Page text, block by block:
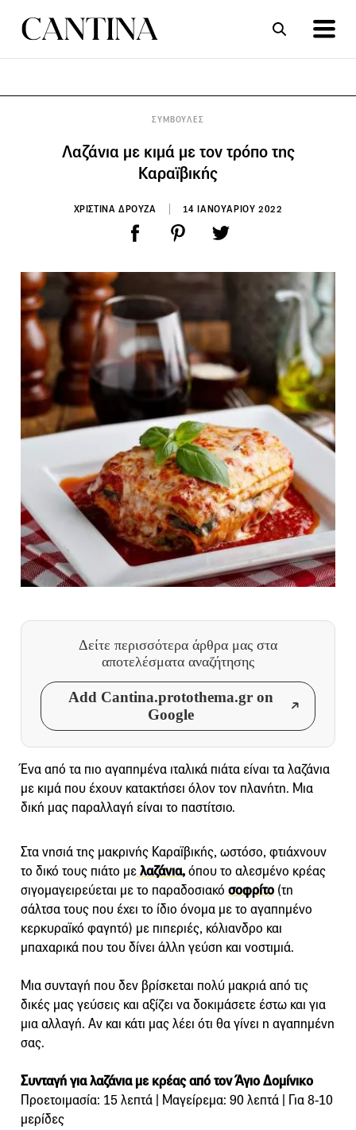
ΣΥΜΒΟΥΛΕΣ
Λαζάνια με κιμά με τον τρόπο της
Καραϊβικής
ΧΡΙΣΤΙΝΑ ΔΡΟΥΖΑ 14 ΙΑΝΟΥΑΡΙΟΥ 2022
Δείτε περισσότερα άρθρα μας στα
αποτελέσματα αναζήτησης
Add Cantina.protothema.gr on
Google
Ένα από τα πιο αγαπημένα ιταλικά πιάτα είναι τα λαζάνια
με κιμά που έχουν κατακτήσει όλον τον πλανήτη. Μια
δική μας παραλλαγή είναι το παστίτσιο.
Στα νησιά της μακρινής Καραϊβικής, ωστόσο, φτιάχνουν
το δικό τους πιάτο μελαζάνια,όπου το αλεσμένο κρέας
σιγομαγειρεύεται με το παραδοσιακό σοφρίτο (τη
σάλτσα τους που έχει το ίδιο όνομα με το αγαπημένο
κερκυραϊκό φαγητό) με πιπεριές, κόλιανδρο και
μπαχαρικά που του δίνει άλλη γεύση και νοστιμιά.
Μια συνταγή που δεν βρίσκεται πολύ μακριά από τις
δικές μας γεύσεις και αξίζει να δοκιμάσετε έστω και για
μια αλλαγή. Αν και κάτι μας λέει ότι θα γίνει η αγαπημένη
σας.
Συνταγή για λαζάνια με κρέας από τον Άγιο Δομίνικο
Προετοιμασία: 15 λεπτά | Μαγείρεμα: 90 λεπτά | Για 8-10
μερίδες